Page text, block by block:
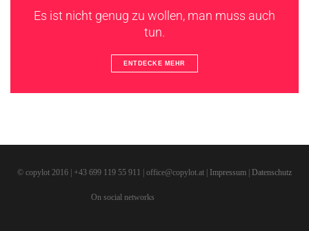
Es ist nicht genug zu wollen, man muss auch
tun.
ENTDECKE MEHR
© copylot 2016 | +43 699 119 55 911 | office@copylot.at | Impressum | Datenschutz
On social networks